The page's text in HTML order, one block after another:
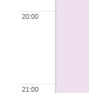
20:00
21:00